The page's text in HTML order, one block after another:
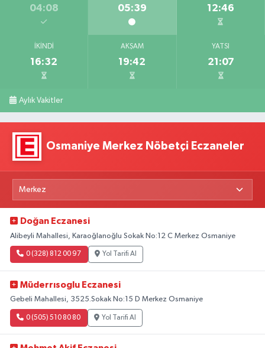
04:08 05:39 12:46
İKINDI
16:32
AKŞAM
19:42
YATSI
21:07
Aylık Vakitler
Osmaniye Merkez Nöbetçi Eczaneler
Doğan Eczanesi
Alibeyli Mahallesi, Karaoğlanoğlu Sokak No:12 C Merkez Osmaniye
0 (328) 812 00 97 Yol Tarifi Al
Müderrısoglu Eczanesi
Gebeli Mahallesi, 3525.Sokak No:15 D Merkez Osmaniye
0 (505) 510 80 80 Yol Tarifi Al